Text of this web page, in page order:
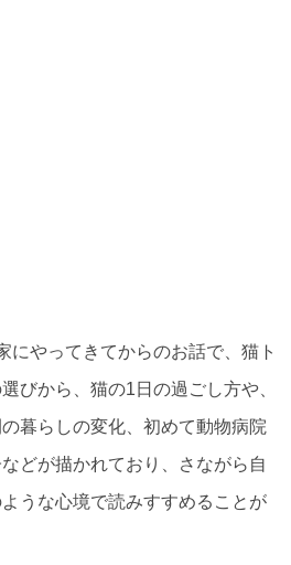
にやってきてからのお話で、猫ト
びから、猫の1日の過ごし方や、
暮らしの変化、初めて動物病院
どが描かれており、さながら自
うな心境で読みすすめることが